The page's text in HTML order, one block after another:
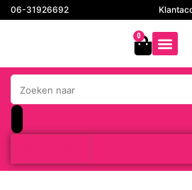
06-31926692
0